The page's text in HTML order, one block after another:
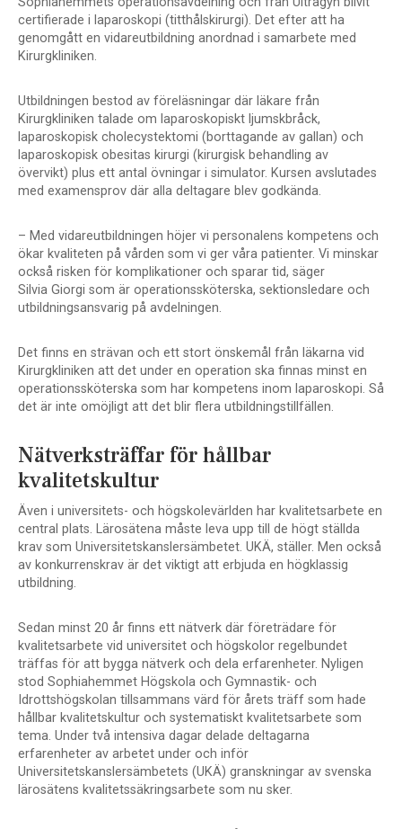
certifierade i laparoskopi (titthålskirurgi). Det efter att ha
genomgått en vidareutbildning anordnad i samarbete med
Kirurgkliniken.
Utbildningen bestod av föreläsningar där läkare från
Kirurgkliniken talade om laparoskopiskt ljumskbråck,
laparoskopisk cholecystektomi (borttagande av gallan) och
laparoskopisk obesitas kirurgi (kirurgisk behandling av
övervikt) plus ett antal övningar i simulator. Kursen avslutades
med examensprov där alla deltagare blev godkända.
– Med vidareutbildningen höjer vi personalens kompetens och
ökar kvaliteten på vården som vi ger våra patienter. Vi minskar
också risken för komplikationer och sparar tid, säger
Silvia Giorgi som är operationssköterska, sektionsledare och
utbildningsansvarig på avdelningen.
Det finns en strävan och ett stort önskemål från läkarna vid
Kirurgkliniken att det under en operation ska finnas minst en
operationssköterska som har kompetens inom laparoskopi. Så
det är inte omöjligt att det blir flera utbildningstillfällen.
Nätverksträffar för hållbar
kvalitetskultur
Även i universitets- och högskolevärlden har kvalitetsarbete en
central plats. Lärosätena måste leva upp till de högt ställda
krav som Universitetskanslersämbetet. UKÄ, ställer. Men också
av konkurrenskrav är det viktigt att erbjuda en högklassig
utbildning.
Sedan minst 20 år finns ett nätverk där företrädare för
kvalitetsarbete vid universitet och högskolor regelbundet
träffas för att bygga nätverk och dela erfarenheter. Nyligen
stod Sophiahemmet Högskola och Gymnastik- och
Idrottshögskolan tillsammans värd för årets träff som hade
hållbar kvalitetskultur och systematiskt kvalitetsarbete som
tema. Under två intensiva dagar delade deltagarna
erfarenheter av arbetet under och inför
Universitetskanslersämbetets (UKÄ) granskningar av svenska
lärosätens kvalitetssäkringsarbete som nu sker.